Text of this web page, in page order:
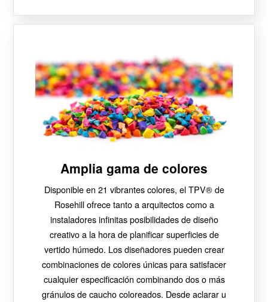
Amplia gama de colores
Disponible en 21 vibrantes colores, el TPV® de
Rosehill ofrece tanto a arquitectos como a
instaladores infinitas posibilidades de diseño
creativo a la hora de planificar superficies de
vertido húmedo. Los diseñadores pueden crear
combinaciones de colores únicas para satisfacer
cualquier especificación combinando dos o más
gránulos de caucho coloreados. Desde aclarar u